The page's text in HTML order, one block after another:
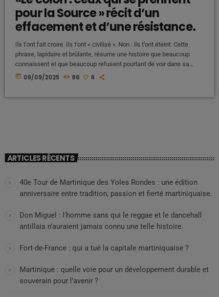
pour la Source » récit d’un
effacement et d’une résistance.
Ils t’ont fait croire. Ils t’ont « civilisé ». Non : ils t’ont éteint. Cette
phrase, lapidaire et brûlante, résume une histoire que beaucoup
connaissent et que beaucoup refusent pourtant de voir dans sa
pleine violence. Le mot « colon » ne désigne pas ici seulement un
today 09/09/2025 86 6
ARTICLES RÉCENTS
40e Tour de Martinique des Yoles Rondes : une édition
anniversaire entre tradition, passion et fierté martiniquaise.
Don Miguel : l’homme sans qui le reggae et le dancehall
antillais n’auraient jamais connu une telle histoire.
Fort-de-France : qui a tué la capitale martiniquaise ?
Martinique : quelle voie pour un développement durable et
souverain pour l’avenir ?